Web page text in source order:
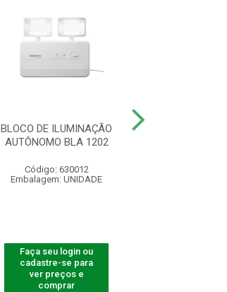
BLOCO DE ILUMINAÇÃO
AUTÔNOMO BLA 1202
Código: 630012
Embalagem: UNIDADE
Faça seu login ou
cadastre-se para
ver preços e
comprar